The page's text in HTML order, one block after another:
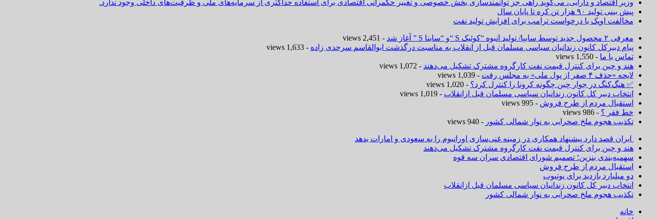
وزیر اقتصاد و دارایی، می‌گوید راهی جز توانمندسازی بخش خصوصی و تغییر حکمرانی اقتصادی برای استفاده حداکثری از سرمایه‌های ملی و ظرفیت‌های داخلی وجود ندارد.
پیش بینی تولید ۹۰ هزار تن کره تا پایان سال
مخالفت اوپک با درخواست ترامپ برای افزایش تولید نفت
معرفی ۲ محصول جدید توسط سایپا/ تولید انبوه “کوئیک S “و “ساینا S ” آغاز شد
- 2,451 views
پیام دبیرکل کانون زندانیان سیاسی مسلمان قبل از انقلاب به مناسبت درگذشت ابوالقاسم سرحدی زاده - 1,633 views
تماس با ما - 1,550 views
هند و چین برای کنترل قیمت نفت کارگروه مشترک تشکیل می‌دهند - 1,072 views
لایحه «حذف ۴ صفر از پول ملی» به مجلس رفت
- 1,039 views
✅ هنگ‌کنگ در جوار چین چگونه کرونا را کنترل کرد؟ - 1,020 views
انتخاب دبیر کل کانون زندانیان سیاسی مسلمان قبل ازانقلاب - 1,019 views
استقبال مردم از طرح فروش - 995 views
خط فقر ؟ - 986 views
تکذیب هجوم ملخ صحرایی به نوار شمالی کشور - 940 views
ایران قصد دارد پیشنهاد همکاری در زمینه غنی‌سازی اورانیوم را به سعودی و امارات بدهد
هند و چین برای کنترل قیمت نفت کارگروه مشترک تشکیل می‌دهند
سهمیه‌بندی بنزین؛ تصمیم شورای اقتصادی سران سه قوه
استقبال مردم از طرح فروش
دو میلیارد بازدید برای یوتیوب
انتخاب دبیر کل کانون زندانیان سیاسی مسلمان قبل ازانقلاب
تکذیب هجوم ملخ صحرایی به نوار شمالی کشور
خانه